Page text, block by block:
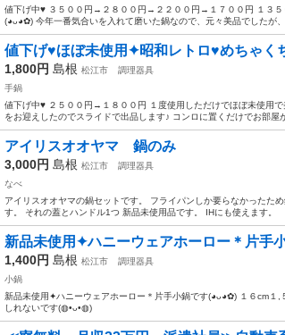
値下げ中♥ ３５００円→２８００円→２２００円→１７００円 １３５
(⁠◕⁠ᴗ⁠◕⁠✿⁠) 今年一番気合いを入れて磨いた鍋なので、元々美品でしたが
値下げ♥ほぼ未使用✦昭和レトロ♥めちゃく
1,800円 島根 松江市
調理器具
手鍋
値下げ中♥ ２５００円→１８００円 １度使用しただけでほぼ未使用
をお迎えしたのでスライドで出品します♪ コンロに置くだけでお部屋
アイリスオオヤマ 鍋のみ
3,000円 島根 松江市
調理器具
なべ
アイリスオオヤマの鍋セットです。 フライパンしか要らなかったた
す。 それの蓋とハンドル1つ 新品未使用品です。 IHにも使えます。
新品未使用✦ハニーウェアホーロー＊片
1,400円 島根 松江市
調理器具
小鍋
新品未使用✦ハニーウェアホーロー＊片手小鍋です(⁠◕⁠ᴗ⁠◕⁠✿⁠) １６cm１,
しれないです(⁠◍⁠•⁠ᴗ⁠•⁠◍⁠)